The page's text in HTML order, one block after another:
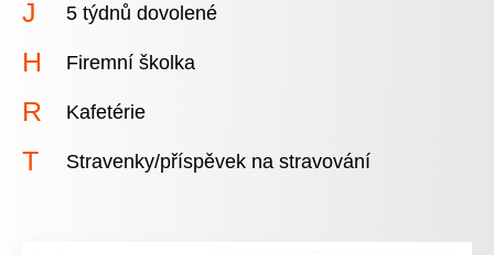
5 týdnů dovolené
Firemní školka
Kafetérie
Stravenky/příspěvek na stravování